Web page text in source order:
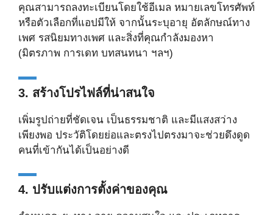
คุณสามารถลงทะเบียนโดยใช้อีเมล หมายเลขโทรศัพท์
หรือตัวเลือกที่แอปมีให้ จากนั้นระบุอายุ อัตลักษณ์ทาง
เพศ รสนิยมทางเพศ และสิ่งที่คุณกำลังมองหา
(มิตรภาพ การเดท บทสนทนา ฯลฯ)
3. สร้างโปรไฟล์ที่น่าสนใจ
เพิ่มรูปถ่ายที่ชัดเจน เป็นธรรมชาติ และมีแสงสว่าง
เพียงพอ ประวัติโดยย่อและตรงไปตรงมาจะช่วยดึงดูด
คนที่เข้ากันได้เป็นอย่างดี
4. ปรับแต่งการตั้งค่าของคุณ